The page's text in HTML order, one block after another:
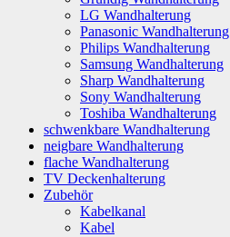
LG Wandhalterung
Panasonic Wandhalterung
Philips Wandhalterung
Samsung Wandhalterung
Sharp Wandhalterung
Sony Wandhalterung
Toshiba Wandhalterung
schwenkbare Wandhalterung
neigbare Wandhalterung
flache Wandhalterung
TV Deckenhalterung
Zubehör
Kabelkanal
Kabel